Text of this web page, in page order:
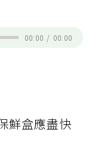
00:00 / 00:00
鮮盒應盡快